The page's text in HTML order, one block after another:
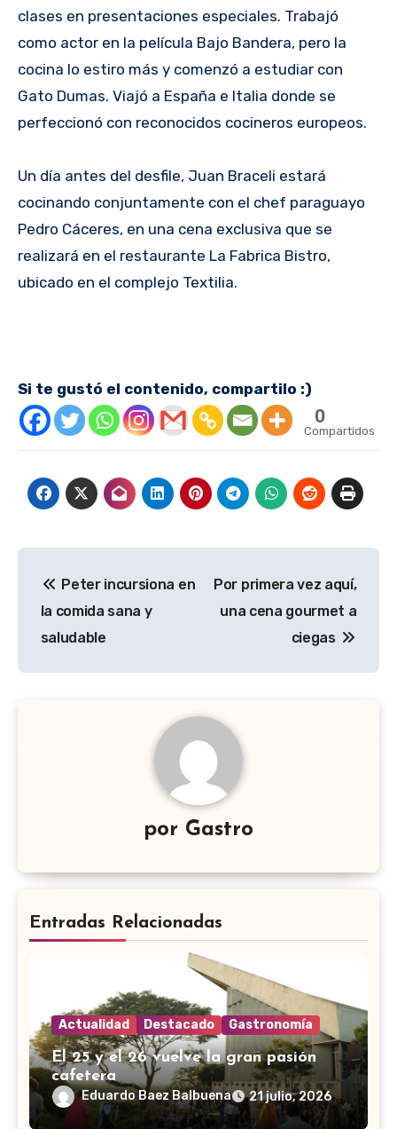
clases en presentaciones especiales. Trabajó
como actor en la película Bajo Bandera, pero la
cocina lo estiro más y comenzó a estudiar con
Gato Dumas. Viajó a España e Italia donde se
perfeccionó con reconocidos cocineros europeos.
Un día antes del desfile, Juan Braceli estará
cocinando conjuntamente con el chef paraguayo
Pedro Cáceres, en una cena exclusiva que se
realizará en el restaurante La Fabrica Bistro,
ubicado en el complejo Textilia.
Si te gustó el contenido, compartilo :)
0
Compartidos
de
entradas
Peter incursiona en
la comida sana y
saludable
Por primera vez aquí,
una cena gourmet a
ciegas
por Gastro
Entradas Relacionadas
Actualidad Destacado Gastronomía
El 25 y el 26 vuelve la gran pasión
cafetera
Eduardo Baez Balbuena 21 julio, 2026